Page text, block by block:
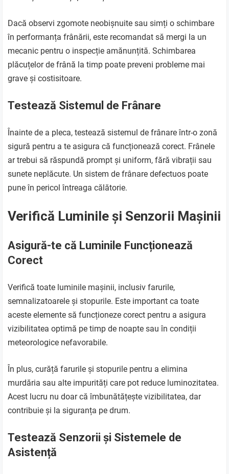
Dacă observi zgomote neobișnuite sau simți o schimbare
în performanța frânării, este recomandat să mergi la un
mecanic pentru o inspecție amănunțită. Schimbarea
plăcuțelor de frână la timp poate preveni probleme mai
grave și costisitoare.
Testează Sistemul de Frânare
Înainte de a pleca, testează sistemul de frânare într-o zonă
sigură pentru a te asigura că funcționează corect. Frânele
ar trebui să răspundă prompt și uniform, fără vibrații sau
sunete neplăcute. Un sistem de frânare defectuos poate
pune în pericol întreaga călătorie.
Verifică Luminile și Senzorii Mașinii
Asigură-te că Luminile Funcționează
Corect
Verifică toate luminile mașinii, inclusiv farurile,
semnalizatoarele și stopurile. Este important ca toate
aceste elemente să funcționeze corect pentru a asigura
vizibilitatea optimă pe timp de noapte sau în condiții
meteorologice nefavorabile.
În plus, curăță farurile și stopurile pentru a elimina
murdăria sau alte impurități care pot reduce luminozitatea.
Acest lucru nu doar că îmbunătățește vizibilitatea, dar
contribuie și la siguranța pe drum.
Testează Senzorii și Sistemele de
Asistență